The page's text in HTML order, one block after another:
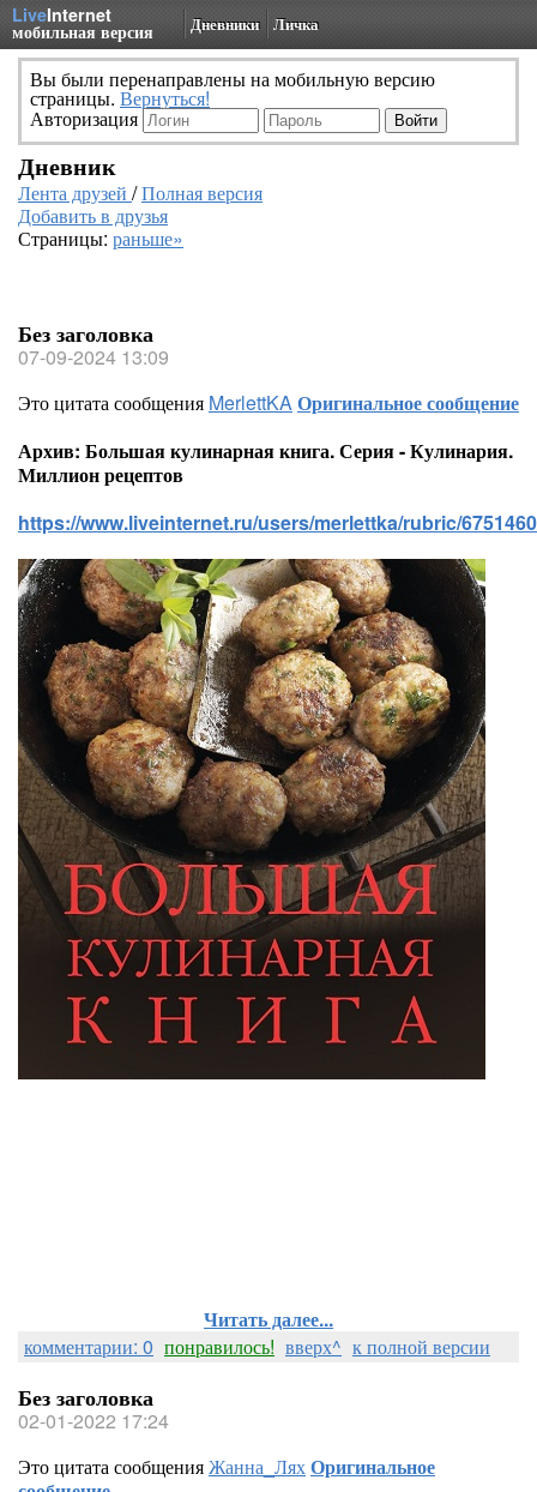
LiveInternet
мобильная версия Дневники Личка
Вы были перенаправлены на мобильную версию
страницы. Вернуться!
Авторизация
Дневник
Лента друзей /Полная версия
Добавить в друзья
Страницы: раньше»
Без заголовка
07-09-2024 13:09
Это цитата сообщения MerlettKAОригинальное сообщение
Архив: Большая кулинарная книга. Серия - Кулинария.
Миллион рецептов
https://www.liveinternet.ru/users/merlettka/rubric/
Читать далее...
комментарии: 0 понравилось! вверх^ к полной версии
Без заголовка
02-01-2022 17:24
Это цитата сообщенияЖанна_ЛяхОригинальное